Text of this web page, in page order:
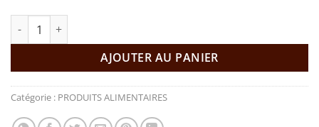
quantité de Indomie, saveur poulet
AJOUTER AU PANIER
Catégorie : PRODUITS ALIMENTAIRES